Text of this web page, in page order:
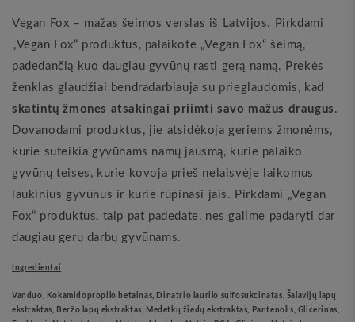
Vegan Fox – mažas šeimos verslas iš Latvijos. Pirkdami
„Vegan Fox“ produktus, palaikote „Vegan Fox“ šeimą,
padedančią kuo daugiau gyvūnų rasti gerą namą. Prekės
ženklas glaudžiai bendradarbiauja su prieglaudomis, kad
skatintų žmones atsakingai priimti savo mažus draugus .
Dovanodami produktus, jie atsidėkoja geriems žmonėms,
kurie suteikia gyvūnams namų jausmą, kurie palaiko
gyvūnų teises, kurie kovoja prieš nelaisvėje laikomus
laukinius gyvūnus ir kurie rūpinasi jais. Pirkdami „Vegan
Fox“ produktus, taip pat padedate, nes galime padaryti dar
daugiau gerų darbų gyvūnams.
Ingredientai
Vanduo, Kokamidopropilo betainas, Dinatrio laurilo sulfosukcinatas, Šalavijų lapų
ekstraktas, Beržo lapų ekstraktas, Medetkų žiedų ekstraktas, Pantenolis, Glicerinas,